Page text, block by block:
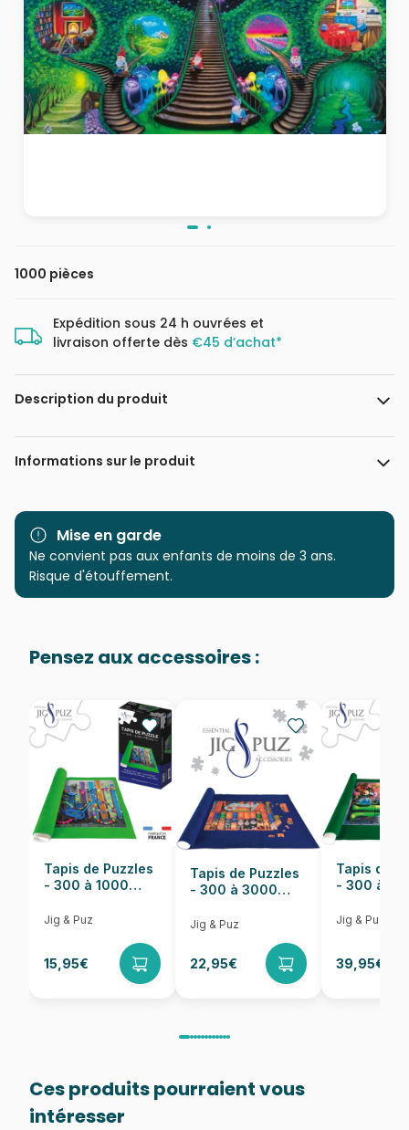
1000 pièces
Expédition sous 24 h ouvrées et
livraison offerte dès €45 d’achat*
Description du produit
Becca Lennon Ray
Informations sur le produit
Marque Magnolia
Catégorie Puzzles - Art
Age
Puzzle pour Adultes (500 à
Provenance Puzzles fabriqués en France
EAN 8699375068887
Nombre de pièces 1000 pièces
Dimensions 68 x 48 cm
Mise en garde
Ne convient pas aux enfants de moins de 3 ans.
Risque d'étouffement.
Pensez aux accessoires :
Tapis de Puzzles
- 300 à 1000
Jig & Puz
15,95€
Tapis de Puzzles
- 300 à 3000
Jig & Puz
22,95€
Tapis de
- 300 à
Jig & Puz
39,95€
Ces produits pourraient vous
intéresser